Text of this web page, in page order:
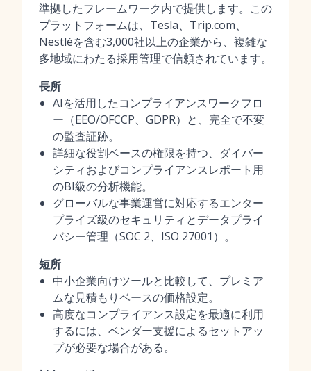
準拠したフレームワーク内で提供します。この
プラットフォームは、Tesla、Trip.com、
Nestléを含む3,000社以上の企業から、複雑な
多地域にわたる採用管理で信頼されています。
長所
AIを活用したコンプライアンスワークフロ
ー（EEO/OFCCP、GDPR）と、完全で不変
の監査証跡。
詳細な役割ベースの権限を持つ、ダイバー
シティおよびコンプライアンスレポート用
のBI級の分析機能。
グローバルな事業運営に対応するエンター
プライズ級のセキュリティとデータプライ
バシー管理（SOC 2、ISO 27001）。
短所
中小企業向けツールと比較して、プレミア
ムな見積もりベースの価格設定。
高度なコンプライアンス設定を最適に利用
するには、ベンダー支援によるセットアッ
プが必要な場合がある。